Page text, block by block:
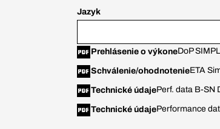
Jazyk
Prehlásenie o výkoneDoP
Schválenie/ohodnotenieETA
Technické údajePerf. data B-SN
Technické údajePerformance